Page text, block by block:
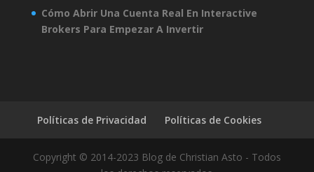
Cómo Abrir Una Cuenta Real En Interactive
Brokers Para Empezar A Invertir
Políticas de Privacidad Políticas de Cookies
Copyright © 2014-2023 Blog de Christian Asto - Todos